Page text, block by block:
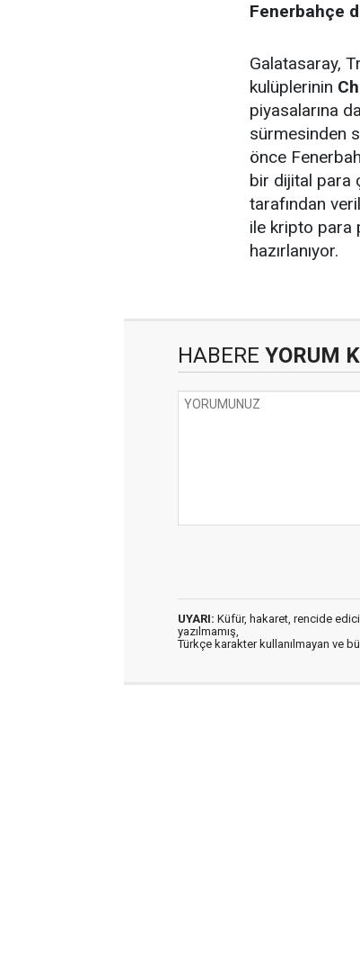
Fenerbahçe
Galatasaray,
kulüplerinin
piyasalarına
sürmesinden
önce
bir dijital para
tarafından
ile kripto para
hazırlanıyor.
HABERE YORUM
UYARI: Küfür, hakaret, rencide
yazılmamış,
Türkçe karakter kullanılmayan ve